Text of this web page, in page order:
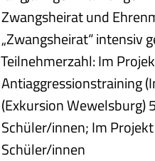
Zwangsheirat und
„Zwangsheirat“ intensiv
Teilnehmerzahl:Im
Antiaggressionstraining
(Exkursion
Schüler/innen; Im
Schüler/innen